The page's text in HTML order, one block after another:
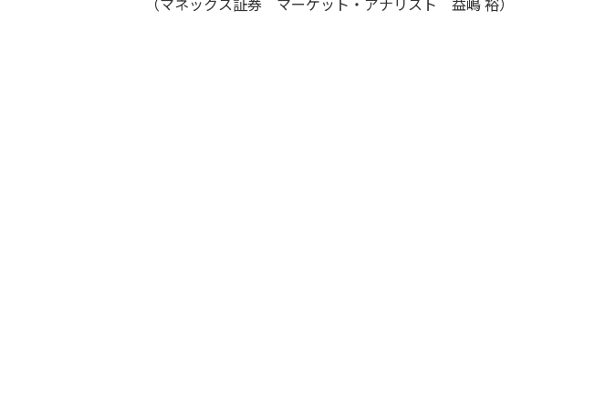
（マネックス証券 マーケット・アナリスト 益嶋 裕）